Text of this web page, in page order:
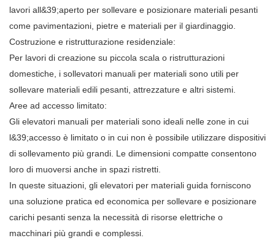
lavori all&39;aperto per sollevare e posizionare materiali pesanti
come pavimentazioni, pietre e materiali per il giardinaggio.
Costruzione e ristrutturazione residenziale:
Per lavori di creazione su piccola scala o ristrutturazioni
domestiche, i sollevatori manuali per materiali sono utili per
sollevare materiali edili pesanti, attrezzature e altri sistemi.
Aree ad accesso limitato:
Gli elevatori manuali per materiali sono ideali nelle zone in cui
l&39;accesso è limitato o in cui non è possibile utilizzare dispositivi
di sollevamento più grandi. Le dimensioni compatte consentono
loro di muoversi anche in spazi ristretti.
In queste situazioni, gli elevatori per materiali guida forniscono
una soluzione pratica ed economica per sollevare e posizionare
carichi pesanti senza la necessità di risorse elettriche o
macchinari più grandi e complessi.